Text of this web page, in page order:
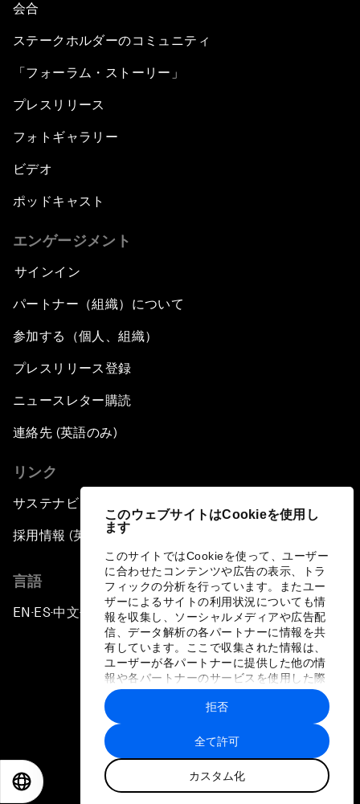
このウェブサイトはCookieを使用し
ます
このサイトではCookieを使って、ユーザー
に合わせたコンテンツや広告の表示、トラ
フィックの分析を行っています。またユー
ザーによるサイトの利用状況についても情
報を収集し、ソーシャルメディアや広告配
信、データ解析の各パートナーに情報を共
有しています。ここで収集された情報は、
ユーザーが各パートナーに提供した他の情
報や各パートナーのサービスを使用した際
に収集された情報と組み合わされ、各パー
トナーによって使用されることがありま
す。
全て許可
カスタム化
拒否
会合
ステークホルダーのコミュニティ
「フォーラム・ストーリー」
プレスリリース
フォトギャラリー
ビデオ
ポッドキャスト
エンゲージメント
サインイン
パートナー（組織）について
参加する（個人、組織）
プレスリリース登録
ニュースレター購読
連絡先 (英語のみ)
リンク
サステナビリティへの取り組み
採用情報 (英語のみ)
言語
EN ▪ ES▪中文▪ 日本語
プライバシーポリシーと利用規約
サイトマップ
©
世界経済フォーラム